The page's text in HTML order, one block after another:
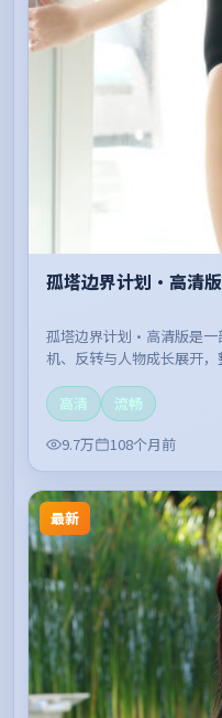
孤塔边界计划·高清版
孤塔边界计划·高清版是一
机、反转与人物成长展开，
高清
流畅
9.7万
108个月前
最新